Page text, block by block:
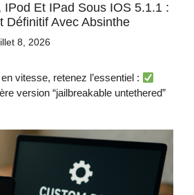
IPod Et IPad Sous IOS 5.1.1 :
Définitif Avec Absinthe
8, 2026
vitesse, retenez l’essentiel :
version “jailbreakable untethered”